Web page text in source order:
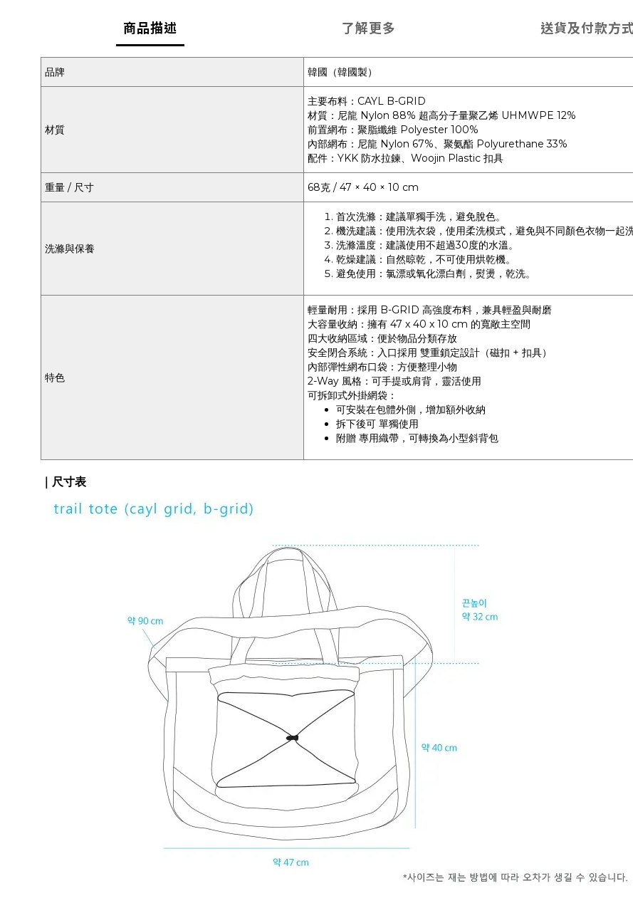
商品描述 了解更多 送貨及付款方
品牌 韓國（韓國製）
材質
主要布料：CAYL B-GRID
材質：尼龍 Nylon 88% 超高分子量聚乙烯 UHMWPE 12%
前置網布：聚脂纖維 Polyester 100%
內部網布：尼龍 Nylon 67%、聚氨酯 Polyurethane 33%
配件：YKK 防水拉鍊、Woojin Plastic 扣具
重量 / 尺寸 68克 / 47 × 40 × 10 cm
洗滌與保養
首次洗滌：建議單獨手洗，避免脫色。
機洗建議：使用洗衣袋，使用柔洗模式，避免與不同顏色衣物一起洗
洗滌溫度：建議使用不超過30度的水溫。
乾燥建議：自然晾乾，不可使用烘乾機。
避免使用：氯漂或氧化漂白劑，熨燙，乾洗。
特色
輕量耐用：採用 B-GRID 高強度布料，兼具輕盈與耐磨
大容量收納：擁有 47 x 40 x 10 cm 的寬敞主空間
四大收納區域：便於物品分類存放
安全閉合系統：入口採用 雙重鎖定設計（磁扣 + 扣具）
內部彈性網布口袋：方便整理小物
2-Way 風格：可手提或肩背，靈活使用
可拆卸式外掛網袋：
可安裝在包體外側，增加額外收納
拆下後可 單獨使用
附贈 專用織帶，可轉換為小型斜背包
｜尺寸表